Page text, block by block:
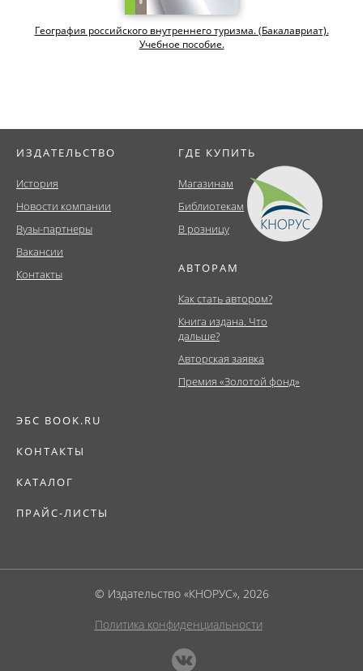
География российского внутреннего туризма. (Бакалавриат).
Учебное пособие.
ИЗДАТЕЛЬСТВО
История
Новости компании
Вузы-партнеры
Вакансии
Контакты
ГДЕ КУПИТЬ
Магазинам
Библиотекам
В розницу
АВТОРАМ
Как стать автором?
Книга издана. Что
дальше?
Авторская заявка
Премия «Золотой фонд»
ЭБС BOOK.RU
КОНТАКТЫ
КАТАЛОГ
ПРАЙС-ЛИСТЫ
© Издательство «КНОРУС», 2026
Политика конфиденциальности